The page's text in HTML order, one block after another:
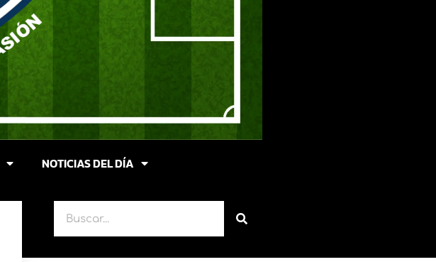
NOTICIAS DEL DÍA